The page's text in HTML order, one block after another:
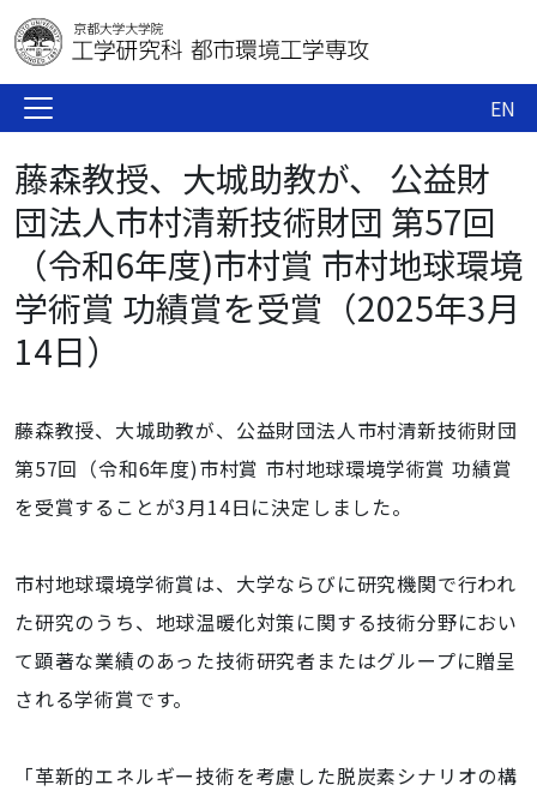
EN
藤森教授、大城助教が、 公益財
団法人市村清新技術財団 第57回
（令和6年度)市村賞 市村地球環境
学術賞 功績賞を受賞（2025年3月
14日）
藤森教授、大城助教が、公益財団法人市村清新技術財団
第57回（令和6年度)市村賞 市村地球環境学術賞 功績賞
を受賞することが3月14日に決定しました。
市村地球環境学術賞は、大学ならびに研究機関で行われ
た研究のうち、地球温暖化対策に関する技術分野におい
て顕著な業績のあった技術研究者またはグループに贈呈
される学術賞です。
「革新的エネルギー技術を考慮した脱炭素シナリオの構